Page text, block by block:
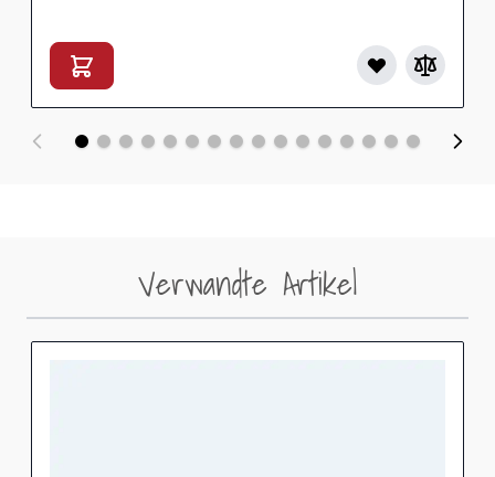
Verwandte Artikel